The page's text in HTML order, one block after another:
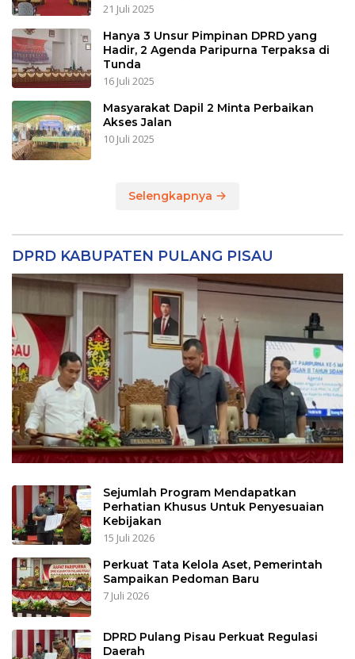
21 Juli 2025
Hanya 3 Unsur Pimpinan DPRD yang
Hadir, 2 Agenda Paripurna Terpaksa di
Tunda
16 Juli 2025
Masyarakat Dapil 2 Minta Perbaikan
Akses Jalan
10 Juli 2025
Selengkapnya
DPRD KABUPATEN PULANG PISAU
Sejumlah Program Mendapatkan
Perhatian Khusus Untuk Penyesuaian
Kebijakan
15 Juli 2026
Perkuat Tata Kelola Aset, Pemerintah
Sampaikan Pedoman Baru
7 Juli 2026
DPRD Pulang Pisau Perkuat Regulasi
Daerah